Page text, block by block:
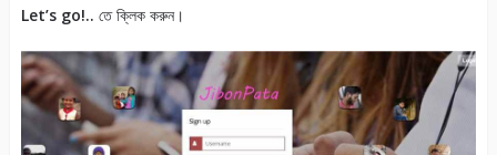
Let’s go!.. তে ক্লিক করুন।